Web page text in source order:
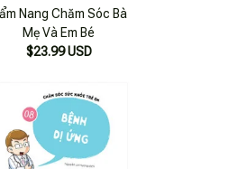
Nang Chăm Sóc Bà
Mẹ Và Em Bé
$23.99 USD